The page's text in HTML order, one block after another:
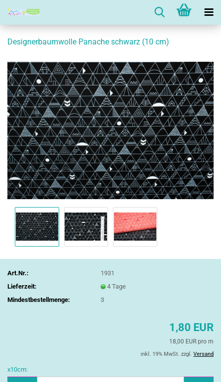
Designerbaumwolle Panache schwarz (10 cm)
Art.Nr.:
1931
Lieferzeit:
4 Tage
Mindestbestellmenge:
3
1,80 EUR
18,00 EUR pro m
inkl. 19% MwSt. zzgl. Versand
x10cm: